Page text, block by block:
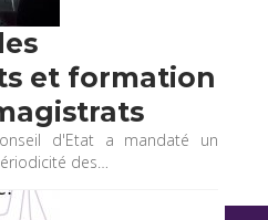
et formation
d'Etat a mandaté un
des…